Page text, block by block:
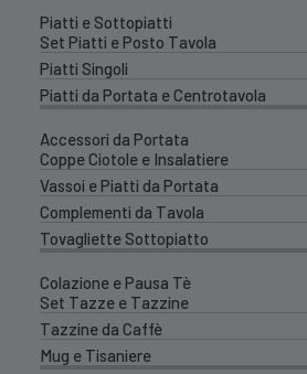
Piatti e Sottopiatti
Set Piatti e Posto Tavola
Piatti Singoli
Piatti da Portata e Centrotavola
Accessori da Portata
Coppe Ciotole e Insalatiere
Vassoi e Piatti da Portata
Complementi da Tavola
Tovagliette Sottopiatto
Colazione e Pausa Tè
Set Tazze e Tazzine
Tazzine da Caffè
Mug e Tisaniere